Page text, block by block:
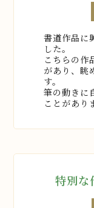
書道作品に
した。
こちらの作
があり、眺
す。
筆の動きに
ことがあり
特別な
場合、また
たときは、
す。
前2項にかか
する場合そ
合であって
に必要なこ
この代替策
本ポリシー
ることなく